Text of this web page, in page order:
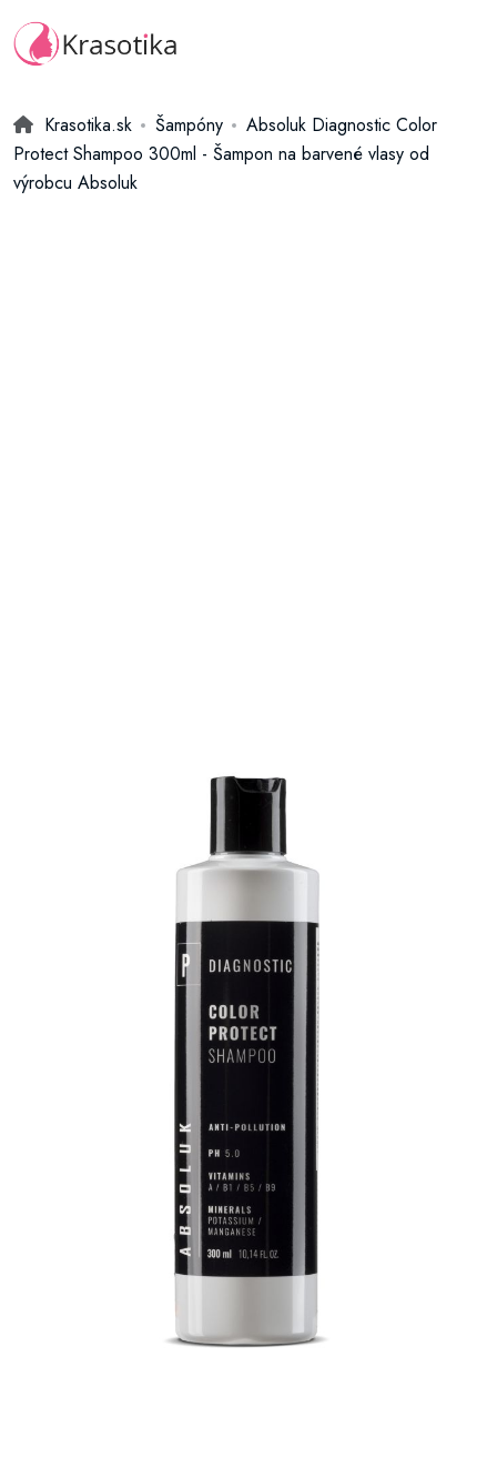
Krasotika.sk Šampóny
Absoluk Diagnostic Color
Protect Shampoo 300ml - Šampon na barvené vlasy od
výrobcu Absoluk